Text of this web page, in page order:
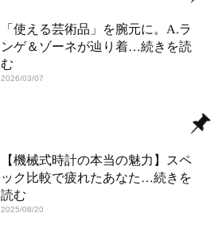
「使える芸術品」を腕元に。A.ラ
ンゲ＆ゾーネが辿り着…続きを読
む
2026/03/07
【機械式時計の本当の魅力】スペ
ック比較で疲れたあなた …続きを
読む
2025/08/20